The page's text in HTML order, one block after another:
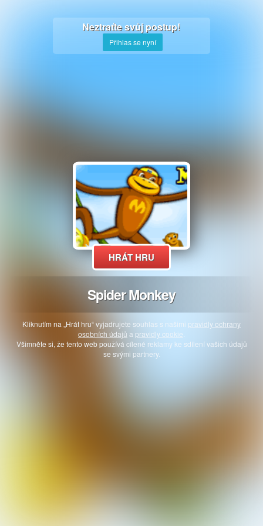
HRÁT HRU
Spider Monkey
Kliknutím na „Hrát hru“ vyjadřujete souhlas s našimi pravidly ochrany
osobních údajů a pravidly cookie
Všimněte si, že tento web používá cílené reklamy ke sdílení vašich údajů
se svými partnery.
Neztraťte svůj postup!
Přihlas se nyní